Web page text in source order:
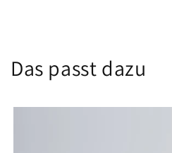
Das passt dazu